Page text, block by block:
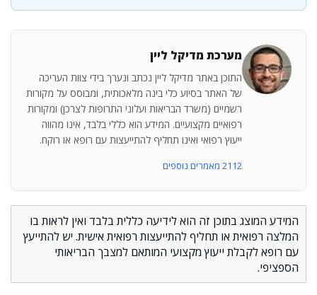
מערכת מדיקל ליין
התוכן באתר מדיקל ליין נכתב ונערך בידי צוות העריכה
של האתר בסיוע כלי בינה מלאכותית, ומבוסס על מקורות
רשמיים (משרד הבריאות ועלוני התרופות לצרכן) ומקורות
רפואיים מקצועיים. המידע הוא כללי בלבד, אינו מהווה
ייעוץ רפואי ואינו תחליף להתייעצות עם רופא או רוקח.
2112 מאמרים נוספים
המידע המוצג בתוכן זה הוא לידיעה כללית בלבד ואין לראות בו
המלצה רפואית או תחליף להתייעצות רפואית אישית. יש להתייעץ
עם רופא לקבלת ייעוץ מקצועי המותאם למצבך הבריאותי
הספציפי.